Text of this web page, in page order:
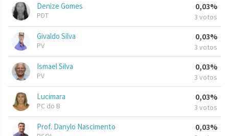
Denize Gomes
PDT
0,03%
3 votos
Givaldo Silva
PV
0,03%
3 votos
Ismael Silva
PV
0,03%
3 votos
Lucimara
PC do B
0,03%
3 votos
Prof. Danylo Nascimento 0,03%